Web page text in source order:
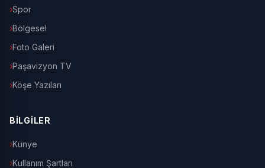
Spor
Bölgesel
Foto Galeri
Paşavizyon TV
Köşe Yazıları
BİLGİLER
Künye
Kullanım Şartları